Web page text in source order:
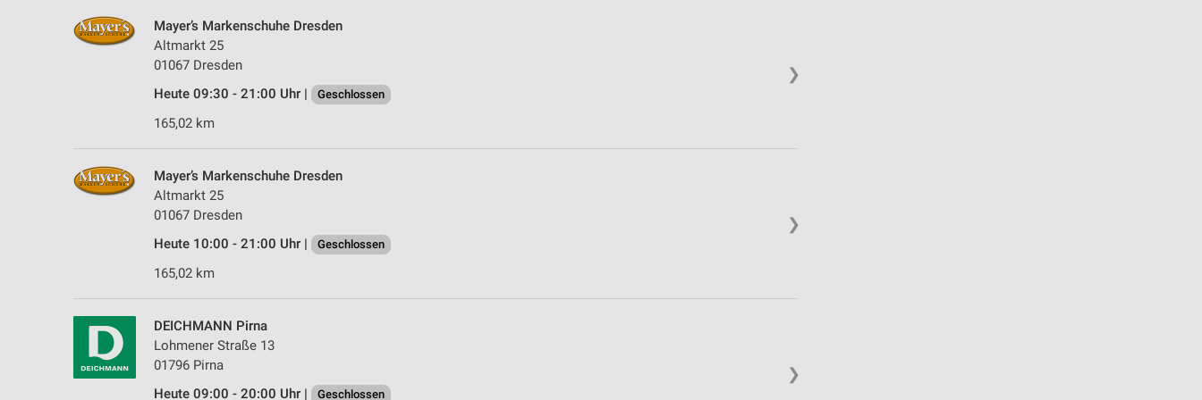
❯
Mayer’s Markenschuhe Dresden
Altmarkt 25
01067 Dresden
Heute 09:30 - 21:00 Uhr |
Geschlossen
165,02 km
❯
Mayer’s Markenschuhe Dresden
Altmarkt 25
01067 Dresden
Heute 10:00 - 21:00 Uhr |
Geschlossen
165,02 km
❯
DEICHMANN Pirna
Lohmener Straße 13
01796 Pirna
Heute 09:00 - 20:00 Uhr |
Geschlossen